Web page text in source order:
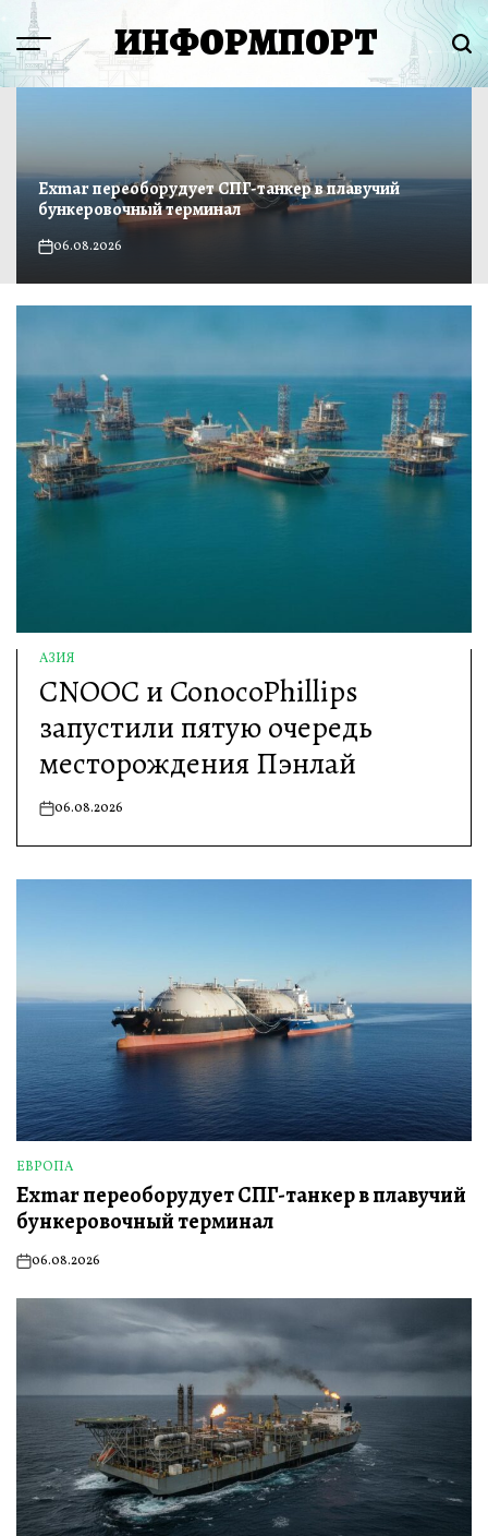
Перейти
содержимому
Menu ИНФОРМПОРТ
Exmar переоборудует СПГ-танкер в плавучий
бункеровочный терминал
on06.08.2026
ОПУБЛИКОВАНО
В
АЗИЯ
CNOOC и ConocoPhillips
запустили пятую очередь
месторождения Пэнлай
on06.08.2026
ОПУБЛИКОВАНО
В
ЕВРОПА
Exmar переоборудует СПГ-танкер в плавучий
бункеровочный терминал
on06.08.2026